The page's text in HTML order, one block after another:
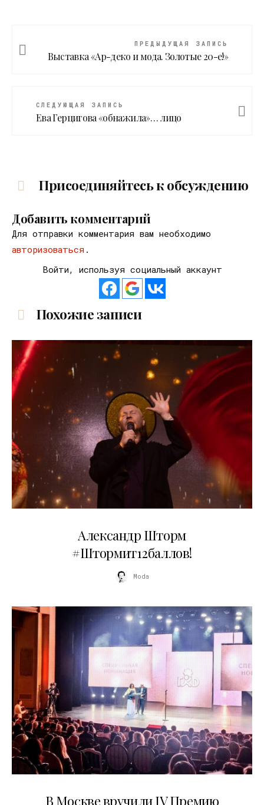
ПРЕДЫДУЩАЯ ЗАПИСЬ
Выставка «Ар-деко и мода. Золотые 20-е!»
СЛЕДУЮЩАЯ ЗАПИСЬ
Ева Герцигова «обнажила»… лицо
Присоединяйтесь к обсуждению
Добавить комментарий
Для отправки комментария вам необходимо
авторизоваться .
Войти, используя социальный аккаунт
Похожие записи
Александр Шторм
#Штормит12баллов!
Moda
В Москве вручили IV Премию